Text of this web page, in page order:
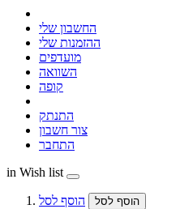
החשבון שלי
ההזמנות שלי
מועדפים
השוואה
קופה
התנתק
צור חשבון
התחבר
in Wish list
הוסף לסל הוסף לסל